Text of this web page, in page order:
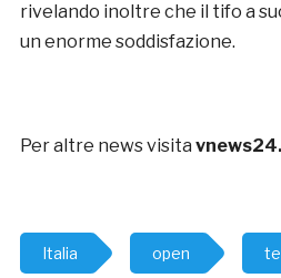
rivelando inoltre che il tifo a
un enorme soddisfazione.
Per altre news visita
Italia open